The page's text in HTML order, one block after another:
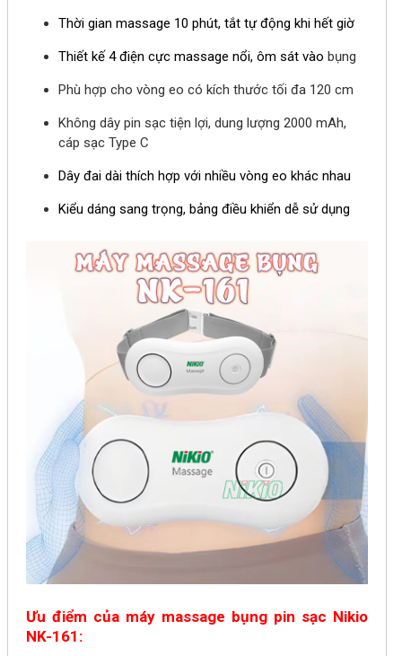
Thời gian massage 10 phút, tắt tự động khi hết giờ
Thiết kế 4 điện cực massage nổi, ôm sát vào bụng
Phù hợp cho vòng eo có kích thước tối đa 120 cm
Không dây pin sạc tiện lợi, dung lượng 2000 mAh,
cáp sạc Type C
Dây đai dài thích hợp với nhiều vòng eo khác nhau
Kiểu dáng sang trọng, bảng điều khiển dễ sử dụng
Ưu điểm của máy massage bụng pin sạc Nikio
NK-161: